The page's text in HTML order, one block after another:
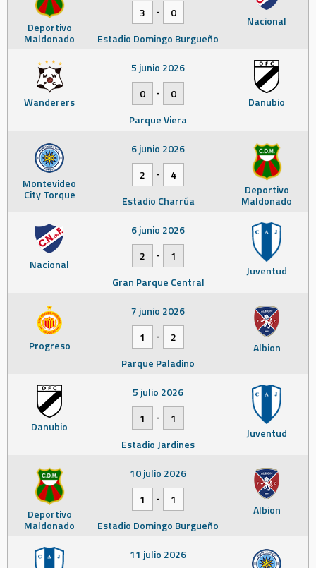
Deportivo
Maldonado
Nacional
3
-
0
Estadio Domingo Burgueño
Wanderers Danubio
5 junio 2026
0
-
0
Parque Viera
Montevideo
City Torque Deportivo
Maldonado
6 junio 2026
2
-
4
Estadio Charrúa
Nacional Juventud
6 junio 2026
2
-
1
Gran Parque Central
Progreso Albion
7 junio 2026
1
-
2
Parque Paladino
Danubio Juventud
5 julio 2026
1
-
1
Estadio Jardines
Deportivo
Maldonado
Albion
10 julio 2026
1
-
1
Estadio Domingo Burgueño
11 julio 2026